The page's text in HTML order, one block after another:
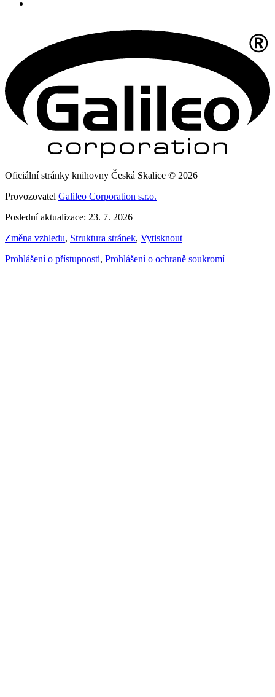
Oficiální stránky knihovny Česká Skalice © 2026
Provozovatel Galileo Corporation s.r.o.
Poslední aktualizace: 23. 7. 2026
Změna vzhledu, Struktura stránek, Vytisknout
Prohlášení o přístupnosti, Prohlášení o ochraně soukromí